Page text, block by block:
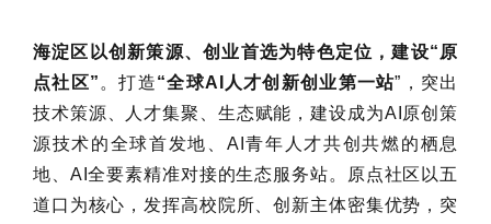
海淀区以创新策源、创业首选为特色定位，建设“原
点社区” 。打造“全球AI人才创新创业第一站”，突出
技术策源、人才集聚、生态赋能，建设成为AI原创策
源技术的全球首发地、AI青年人才共创共燃的栖息
地、AI全要素精准对接的生态服务站。原点社区以五
道口为核心，发挥高校院所、创新主体密集优势，突